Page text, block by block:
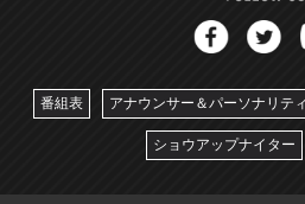
番組表 アナウンサー＆パーソナリテ
ショウアップナイター